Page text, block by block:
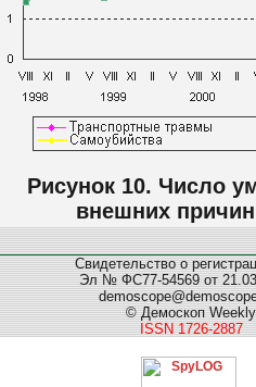
Рисунок 10. Число
внешних
Свидетельство о
Эл № ФС77-54569 от
© Демоскоп Weekly
ISSN 1726-2887